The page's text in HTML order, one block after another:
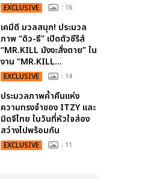
EXCLUSIVE : 16
เคมีดี มวลสนุก! ประมวล
ภาพ “ดิว-ธี” เปิดตัวซีรีส์
“MR.KILL มังงะสั่งตาย” ใน
งาน “MR.KILL...
EXCLUSIVE : 14
ประมวลภาพค่ำคืนแห่ง
ความทรงจำของ ITZY และ
มิดจีไทย ในวันที่หัวใจส่อง
สว่างไปพร้อมกัน
EXCLUSIVE : 11